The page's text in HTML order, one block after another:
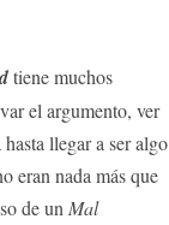
tiene muchos
el argumento, ver
llegar a ser algo
eran nada más que
de un Mal